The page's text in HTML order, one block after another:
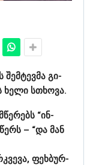
შემ­ტევ­მა გი­
ხელი სთხო­ვა.
“ინ­
– “და მან
ფეხ­ბურ­